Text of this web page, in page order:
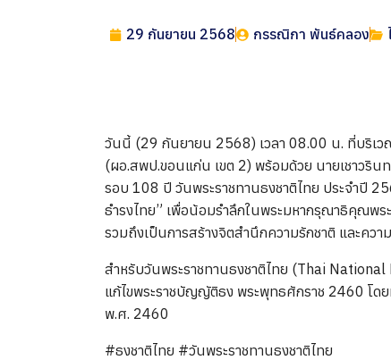
29 กันยายน 2568 กรรณิกา พันธ์คลอง
วันนี้ (29 กันยายน 2568) เวลา 08.00 น. ที่บริเว
(ผอ.สพป.ขอนแก่น เขต 2) พร้อมด้วย นายเชาวริน
รอบ 108 ปี วันพระราชทานธงชาติไทย ประจำปี
ธำรงไทย” เพื่อน้อมรำลึกในพระมหากรุณาธิคุณพร
รวมถึงเป็นการสร้างจิตสำนึกความรักชาติ และคว
สำหรับวันพระราชทานธงชาติไทย (Thai National
แก้ไขพระราชบัญญัติธง พระพุทธศักราช 2460 โด
พ.ศ. 2460
#ธงชาติไทย #วันพระราชทานธงชาติไทย